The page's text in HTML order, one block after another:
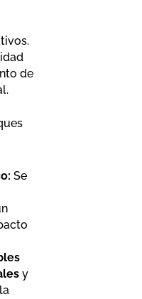
de
Se
y